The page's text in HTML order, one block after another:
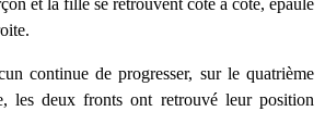
continue de progresser, sur le quatrième
les deux fronts ont retrouvé leur position